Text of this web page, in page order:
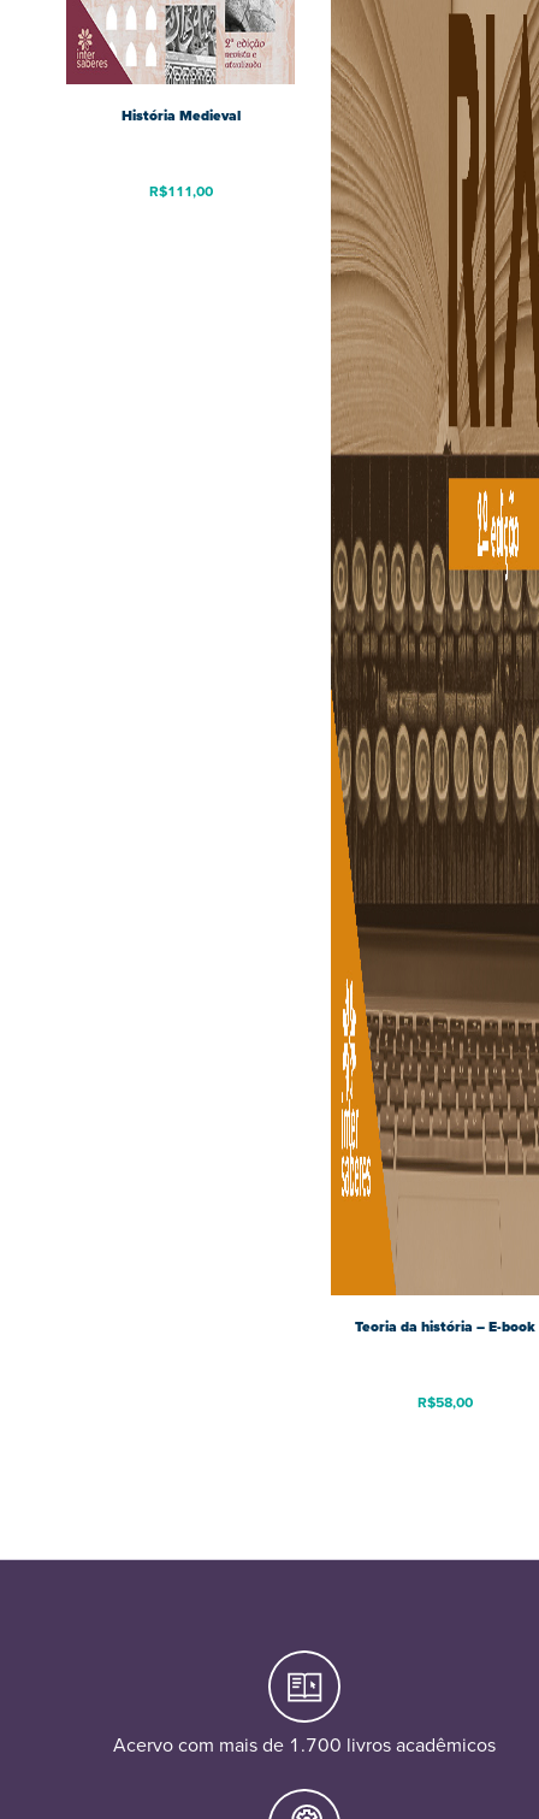
Teoria da história – E-book
R$58,00
História Medieval
R$111,00
Acervo com mais de 1.700 livros acadêmicos